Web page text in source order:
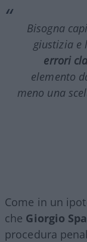
Bisogna
giustizia e
errori
elemento
meno una
Come in un
che Giorgio
procedura